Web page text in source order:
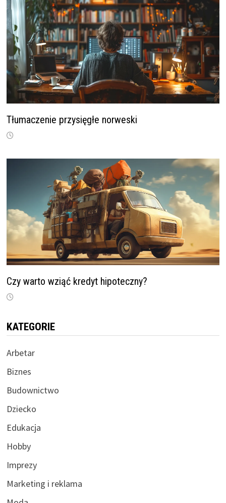
Tłumaczenie przysięgłe norweski
Czy warto wziąć kredyt hipoteczny?
KATEGORIE
Arbetar
Biznes
Budownictwo
Dziecko
Edukacja
Hobby
Imprezy
Marketing i reklama